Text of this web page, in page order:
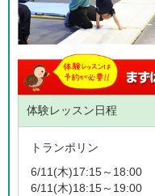
体験レッスン日程
トランポリン
6/11(木)17:15～18:00
6/11(木)18:15～19:00